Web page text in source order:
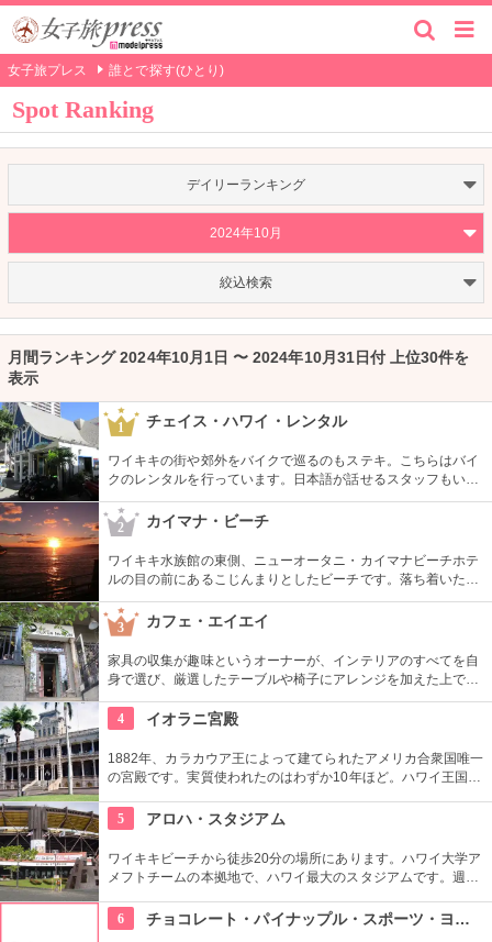
女子旅プレス 誰とで探す(ひとり)
Spot Ranking
デイリーランキング
2024年10月
絞込検索
月間ランキング 2024年10月1日 〜 2024年10月31日付 上位30件を
表示
1 チェイス・ハワイ・レンタル
ワイキキの街や郊外をバイクで巡るのもステキ。こちらはバイ
クのレンタルを行っています。日本語が話せるスタッフもいる
ので、安心。オススメのコースをぜひ聞いてみよう。ハーレー
のレンタルでも有名ですよ。
2 カイマナ・ビーチ
ワイキキ水族館の東側、ニューオータニ・カイマナビーチホテ
ルの目の前にあるこじんまりとしたビーチです。落ち着いた雰
囲気なので、朝などお散歩途中に立ち寄ってみたい場所です。
すぐ横には終戦記念プールもあります。
3 カフェ・エイエイ
家具の収集が趣味というオーナーが、インテリアのすべてを自
身で選び、厳選したテーブルや椅子にアレンジを加えた上で店
内に配置するというこだわり。地下にはインテリアショップも
併設しています。そんな広くオシャレな店内ではコーヒーやス
4 イオラニ宮殿
1882年、カラカウア王によって建てられたアメリカ合衆国唯一
の宮殿です。実質使われたのはわずか10年ほど。ハワイ王国滅
を経て一般公開されました。豪華絢爛な調度品は当時の4割程
度の数だとか。
5 アロハ・スタジアム
ワイキキビーチから徒歩20分の場所にあります。ハワイ大学ア
メフトチームの本拠地で、ハワイ最大のスタジアムです。週3
います。400以上もの地元のお店が出店し、大盛り上がり。お
宝を見つけてみませんか。
6 チョコレート・パイナップル・スポーツ・ヨガ・スタジオ